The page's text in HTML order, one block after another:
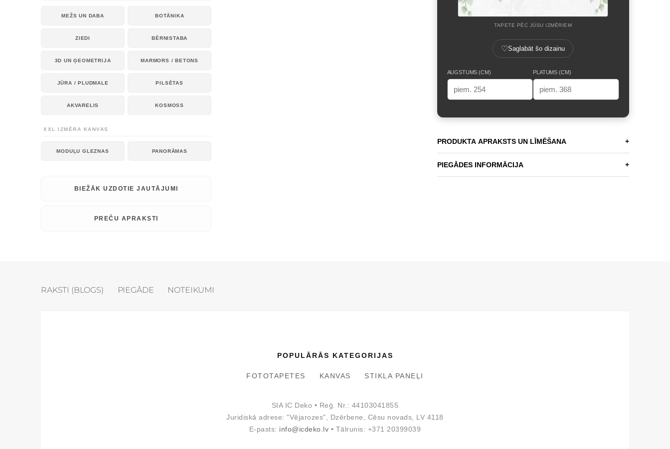
MEŽS UN DABA BOTĀNIKA
ZIEDI BĒRNISTABA
3D UN ĢEOMETRIJA MARMORS / BETONS
JŪRA / PLUDMALE PILSĒTAS
AKVARELIS KOSMOSS
XXL IZMĒRA KANVAS
MODUĻU GLEZNAS PANORĀMAS
BIEŽĀK UZDOTIE JAUTĀJUMI
PREČU APRAKSTI
TAPETE PĒC JŪSU IZMĒRIEM
♡Saglabāt šo dizainu
AUGSTUMS (CM) PLATUMS (CM)
PRODUKTA APRAKSTS UN LĪMĒŠANA +
PIEGĀDES INFORMĀCIJA +
RAKSTI (BLOGS) PIEGĀDE NOTEIKUMI
POPULĀRĀS KATEGORIJAS
FOTOTAPETES KANVAS STIKLA PANEĻI
SIA IC Deko • Reģ. Nr.: 44103041855
Juridiskā adrese: "Vējarozes", Dzērbene, Cēsu novads, LV 4118
E-pasts: info@icdeko.lv • Tālrunis: +371 20399039